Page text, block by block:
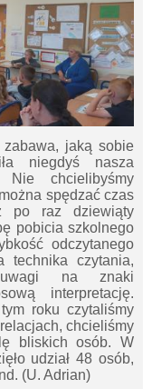
zabawa, jaką sobie
niegdyś nasza
Nie chcielibyśmy
spędzać czas
po raz dziewiąty
pobicia szkolnego
odczytanego
technika czytania,
uwagi na znaki
interpretację.
roku czytaliśmy
chcieliśmy
bliskich osób. W
udział 48 osób,
(U. Adrian)